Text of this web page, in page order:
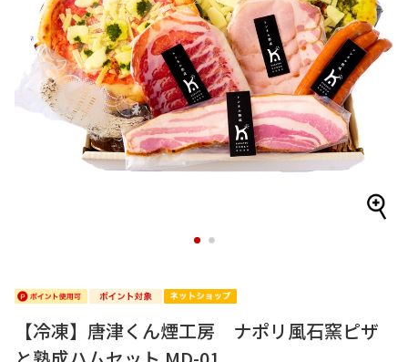
1 2
【冷凍】唐津くん煙工房 ナポリ風石窯ピザ